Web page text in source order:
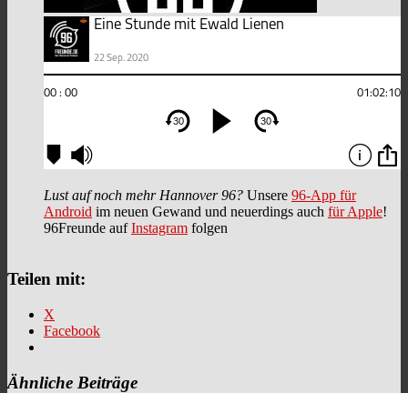
Lust auf noch mehr Hannover 96? Unsere 96-App für
Android im neuen Gewand und neuerdings auch für Apple!
96Freunde aufInstagram folgen
Teilen mit:
X
Facebook
Ähnliche Beiträge